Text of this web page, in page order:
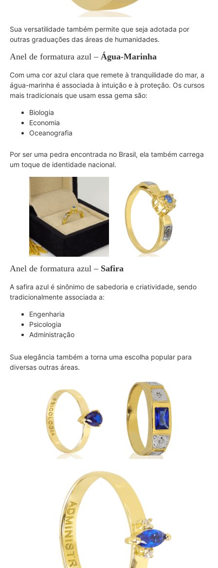
Sua versatilidade também permite que seja adotada por
outras graduações das áreas de humanidades.
Anel de formatura azul – Água-Marinha
Com uma cor azul clara que remete à tranquilidade do mar, a
água-marinha é associada à intuição e à proteção. Os cursos
mais tradicionais que usam essa gema são:
Biologia
Economia
Oceanografia
Por ser uma pedra encontrada no Brasil, ela também carrega
um toque de identidade nacional.
Anel de formatura azul – Safira
A safira azul é sinônimo de sabedoria e criatividade, sendo
tradicionalmente associada a:
Engenharia
Psicologia
Administração
Sua elegância também a torna uma escolha popular para
diversas outras áreas.